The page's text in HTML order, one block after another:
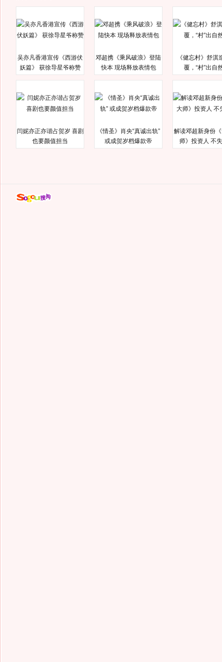
吴亦凡香港宣传《西游伏
妖篇》 获徐导星爷称赞
邓超携《乘风破浪》登陆
快本 现场释放表情包
《健忘村》舒淇
覆，“村”出自
闫妮亦正亦谐占贺岁 喜剧
也要颜值担当
《情圣》肖央“真诚出轨”
或成贺岁档爆款帝
解读邓超新身份
师》投资人 不